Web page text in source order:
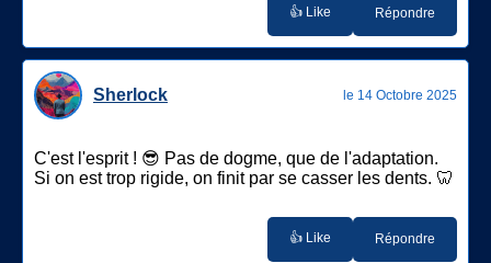
👍 Like Répondre
Sherlock le 14 Octobre 2025
C'est l'esprit ! 😎 Pas de dogme, que de l'adaptation.
Si on est trop rigide, on finit par se casser les dents. 🦷
👍 Like Répondre